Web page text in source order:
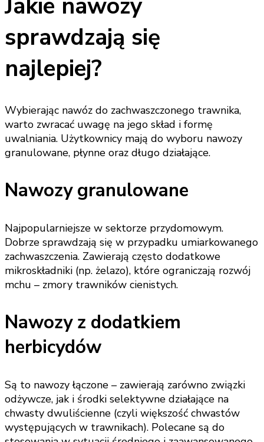
sprawdzają się
najlepiej?
Wybierając nawóz do zachwaszczonego trawnika,
warto zwracać uwagę na jego skład i formę
uwalniania. Użytkownicy mają do wyboru nawozy
granulowane, płynne oraz długo działające.
Nawozy granulowane
Najpopularniejsze w sektorze przydomowym.
Dobrze sprawdzają się w przypadku umiarkowanego
zachwaszczenia. Zawierają często dodatkowe
mikroskładniki (np. żelazo), które ograniczają rozwój
mchu – zmory trawników cienistych.
Nawozy z dodatkiem
herbicydów
Są to nawozy łączone – zawierają zarówno związki
odżywcze, jak i środki selektywne działające na
chwasty dwuliścienne (czyli większość chwastów
występujących w trawnikach). Polecane są do